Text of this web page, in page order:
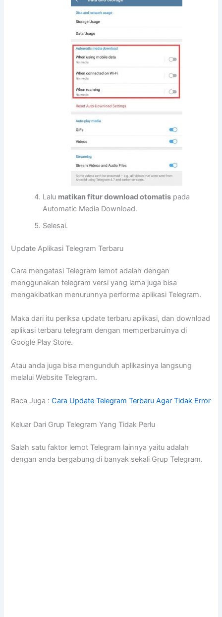
Lalu matikan fitur download otomatis pada
Automatic Media Download.
Selesai.
Update Aplikasi Telegram Terbaru
Cara mengatasi Telegram lemot adalah dengan
menggunakan telegram versi yang lama juga bisa
mengakibatkan menurunnya performa aplikasi Telegram.
Maka dari itu periksa update terbaru aplikasi, dan download
aplikasi terbaru telegram dengan memperbaruinya di
Google Play Store.
Atau anda juga bisa mengunduh aplikasinya langsung
melalui Website Telegram.
Baca Juga :Cara Update Telegram Terbaru Agar Tidak Error
Keluar Dari Grup Telegram Yang Tidak Perlu
Salah satu faktor lemot Telegram lainnya yaitu adalah
dengan anda bergabung di banyak sekali Grup Telegram.